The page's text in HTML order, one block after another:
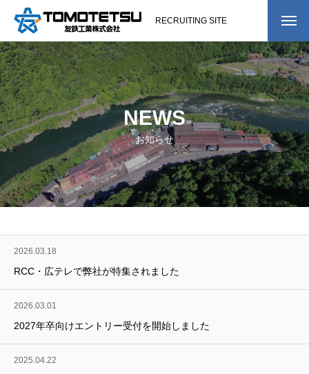
RECRUITING SITE
COMPANY 会社を知る
会社概要
会社沿革
社長メッセージ
紹介動画
WORK
インタビュー
NEWS
お知らせ
2026.03.18
RCC・広テレで弊社が特集されました
2026.03.01
2027年卒向けエントリー受付を開始しました
2025.04.22